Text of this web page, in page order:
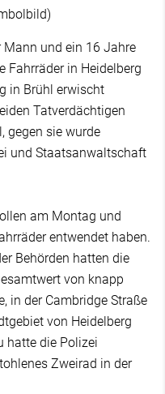
Mann und ein 16 Jahre
Fahrräder in Heidelberg
in Brühl erwischt
Tatverdächtigen
gegen sie wurde
und Staatsanwaltschaft
am Montag und
entwendet haben.
Behörden hatten die
von knapp
in der Cambridge Straße
von Heidelberg
hatte die Polizei
Zweirad in der